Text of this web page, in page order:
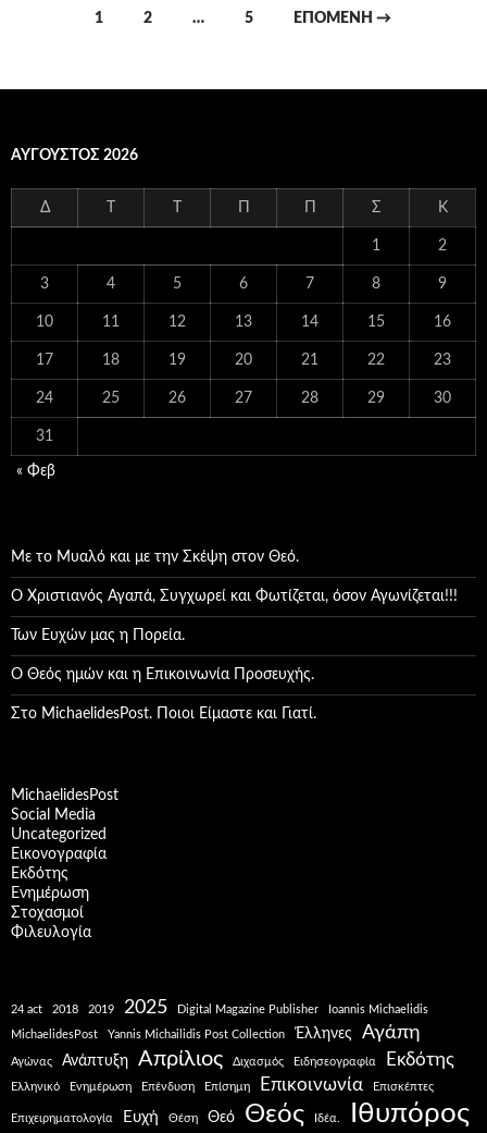
Πλοήγηση
1 2 … 5 ΕΠΌΜΕΝΗ →
ΑΎΓΟΥΣΤΟΣ 2026
Δ Σ Κ
1 2
3 4 5 6 7 8 9
10 11 12 13 14 15 16
17 18 19 20 21 22 23
24 25 26 27 28 29 30
31
« Φεβ
Με το Μυαλό και με την Σκέψη στον Θεό.
Ο Χριστιανός Αγαπά, Συγχωρεί και Φωτίζεται, όσον Αγωνίζεται!!!
Των Ευχών μας η Πορεία.
Ο Θεός ημών και η Επικοινωνία Προσευχής.
Στο MichaelidesPost. Ποιοι Είμαστε και Γιατί.
MichaelidesPost
Social Media
Uncategorized
Εικονογραφία
Εκδότης
Ενημέρωση
Στοχασμοί
Φιλευλογία
24 act 2018 2019 2025 Digital Magazine Publisher Ioannis Michaelidis
MichaelidesPost Yannis Michailidis Post Collection Έλληνες Αγάπη
Αγώνας Ανάπτυξη Απρίλιος Διχασμός Ειδησεογραφία Εκδότης
Ελληνικό Ενημέρωση Επένδυση Επίσημη Επικοινωνία Επισκέπτες
Επιχειρηματολογία Ευχή Θέση Θεό Θεός Ιδέα. Ιθυπόρος